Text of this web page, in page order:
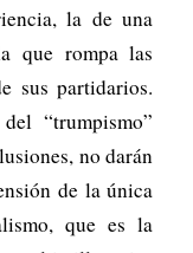
la de una
que rompa las
sus partidarios.
“trumpismo”
no darán
de la única
que es la